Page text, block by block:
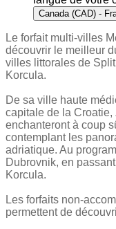
Canada (CAD) -
Le forfait multi-villes
découvrir le meilleur
villes littorales de
Korcula.
De sa ville haute
capitale de la
enchanteront à coup
contemplant les
adriatique. Au
Dubrovnik, en
Korcula.
Les forfaits non-
permettent de